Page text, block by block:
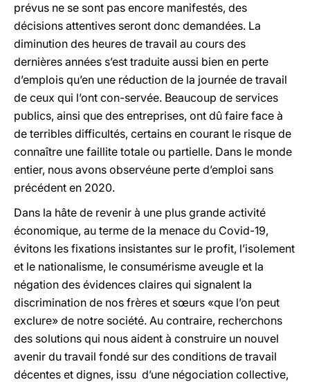
prévus ne se sont pas encore manifestés, des
décisions attentives seront donc demandées. La
diminution des heures de travail au cours des
dernières années s’est traduite aussi bien en perte
d’emplois qu’en une réduction de la journée de travail
de ceux qui l’ont con-servée. Beaucoup de services
publics, ainsi que des entreprises, ont dû faire face à
de terribles difficultés, certains en courant le risque de
connaître une faillite totale ou partielle. Dans le monde
entier, nous avons observéune perte d’emploi sans
précédent en 2020.
Dans la hâte de revenir à une plus grande activité
économique, au terme de la menace du Covid-19,
évitons les fixations insistantes sur le profit, l’isolement
et le nationalisme, le consumérisme aveugle et la
négation des évidences claires qui signalent la
discrimination de nos frères et sœurs «que l’on peut
exclure» de notre société. Au contraire, recherchons
des solutions qui nous aident à construire un nouvel
avenir du travail fondé sur des conditions de travail
décentes et dignes, issu d’une négociation collective,